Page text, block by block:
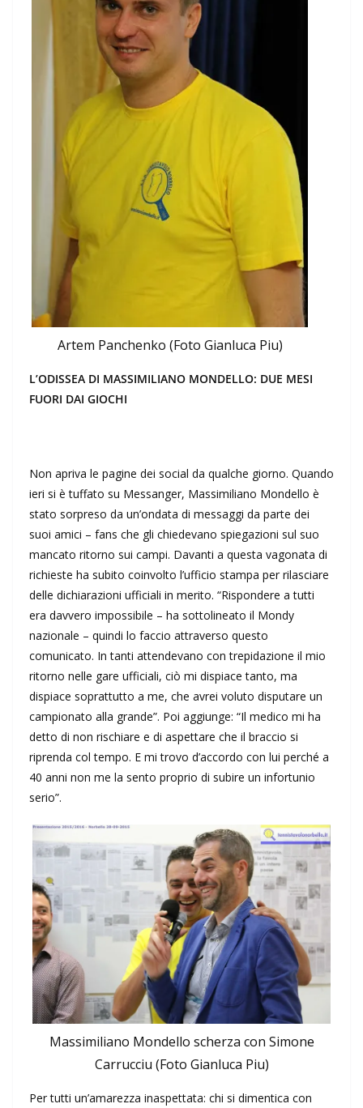
Artem Panchenko (Foto Gianluca Piu)
L’ODISSEA DI MASSIMILIANO MONDELLO: DUE MESI
FUORI DAI GIOCHI
Non apriva le pagine dei social da qualche giorno. Quando
ieri si è tuffato su Messanger, Massimiliano Mondello è
stato sorpreso da un’ondata di messaggi da parte dei
suoi amici – fans che gli chiedevano spiegazioni sul suo
mancato ritorno sui campi. Davanti a questa vagonata di
richieste ha subito coinvolto l’ufficio stampa per rilasciare
delle dichiarazioni ufficiali in merito. “Rispondere a tutti
era davvero impossibile – ha sottolineato il Mondy
nazionale – quindi lo faccio attraverso questo
comunicato. In tanti attendevano con trepidazione il mio
ritorno nelle gare ufficiali, ciò mi dispiace tanto, ma
dispiace soprattutto a me, che avrei voluto disputare un
campionato alla grande”. Poi aggiunge: “Il medico mi ha
detto di non rischiare e di aspettare che il braccio si
riprenda col tempo. E mi trovo d’accordo con lui perché a
40 anni non me la sento proprio di subire un infortunio
serio”.
Massimiliano Mondello scherza con Simone
Carrucciu (Foto Gianluca Piu)
Per tutti un’amarezza inaspettata: chi si dimentica con